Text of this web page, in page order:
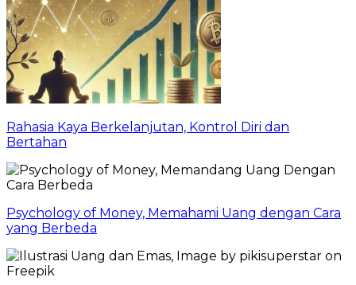
Rahasia Kaya Berkelanjutan, Kontrol Diri dan
Bertahan
Psychology of Money, Memahami Uang dengan Cara
yang Berbeda